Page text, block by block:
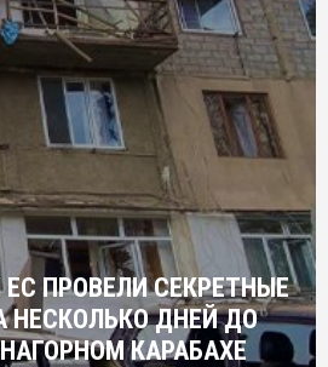
ПРОВЕЛИ СЕКРЕТНЫЕ
НЕСКОЛЬКО ДНЕЙ ДО
КАРАБАХЕ